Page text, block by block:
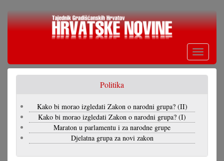
Skoči
Toggle
Politika
Kako bi morao izgledati Zakon o narodni grupa? (II)
Kako bi morao izgledati Zakon o narodni grupa? (I)
Maraton u parlamentu i za narodne grupe
Djelatna grupa za novi zakon